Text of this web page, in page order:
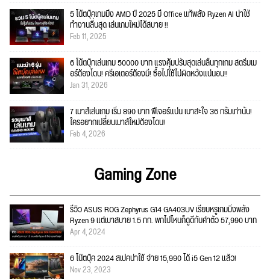
5 โน้ตบุ๊คเกมมิ่ง AMD ปี 2025 มี Office แท้พลัง Ryzen AI น่าใช้
ทำงานลื่นสุด เล่นเกมใหม่ได้สบาย !!
Feb 11, 2025
6 โน้ตบุ๊กเล่นเกม 50000 บาท แรงคุ้มปรับสุดเล่นลื่นทุกเกม สตรีมเม
อร์ต้องโดน! ครีเอเตอร์ต้องมี! ซื้อไปใช้ไม่ผิดหวังแน่นอน!!
Jan 31, 2026
7 เมาส์เล่นเกม เริ่ม 890 บาท ฟีเจอร์แน่น เบาสะใจ 36 กรัมเท่านั้น!
ใครอยากเปลี่ยนเมาส์ใหม่ต้องโดน!
Feb 4, 2026
Gaming Zone
รีวิว ASUS ROG Zephyrus G14 GA403UV เรียบหรูเกมมิ่งพลัง
Ryzen 9 แต่เบาสบาย 1.5 กก. พกไปไหนก็ดูดีกับค่าตัว 57,990 บาท
Apr 4, 2024
6 โน๊ตบุ๊ค 2024 สเปคน่าใช้ จ่าย 15,990 ได้ i5 Gen 12 แล้ว!
Nov 23, 2023